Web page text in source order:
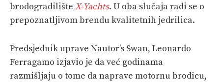
brodogradilište X-Yachts. U oba slučaja radi se o
prepoznatljivom brendu kvalitetnih jedrilica.
Predsjednik uprave Nautor’s Swan, Leonardo
Ferragamo izjavio je da već godinama
razmišljaju o tome da naprave motornu brodicu,